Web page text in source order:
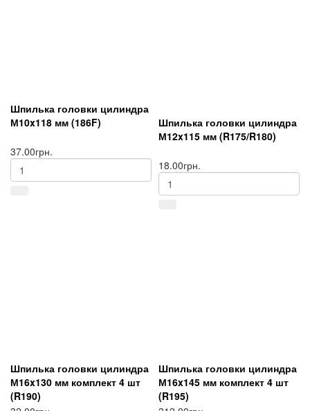
Шпилька головки цилиндра
М10x118 мм (186F)
37.00грн.
Шпилька головки цилиндра
М12x115 мм (R175/R180)
18.00грн.
Шпилька головки цилиндра
М16x130 мм комплект 4 шт
(R190)
Шпилька головки цилиндра
М16x145 мм комплект 4 шт
(R195)